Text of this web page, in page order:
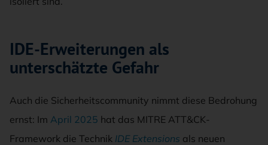
IDE-Erweiterungen als
unterschätzte Gefahr
Auch die Sicherheitscommunity nimmt diese Bedrohung
ernst: Im April 2025 hat das MITRE ATT&CK-
Framework die Technik IDE Extensions als neuen